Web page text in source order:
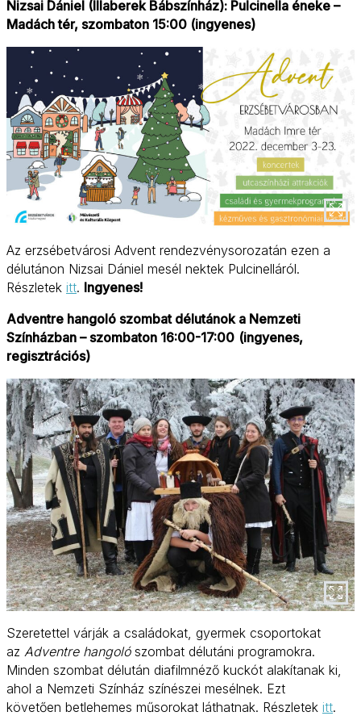
Nizsai Dániel (Illaberek Bábszínház): Pulcinella éneke –
Madách tér, szombaton 15:00 (ingyenes)
Az erzsébetvárosi Advent rendezvénysorozatán ezen a
délutánon Nizsai Dániel mesél nektek Pulcinelláról.
Részletek itt. Ingyenes!
Adventre hangoló szombat délutánok a Nemzeti
Színházban – szombaton 16:00-17:00 (ingyenes,
regisztrációs)
Szeretettel várják a családokat, gyermek csoportokat
az Adventre hangolószombat délutáni programokra.
Minden szombat délután diafilmnéző kuckót alakítanak ki,
ahol a Nemzeti Színház színészei mesélnek. Ezt
követően betlehemes műsorokat láthatnak. Részletek itt.